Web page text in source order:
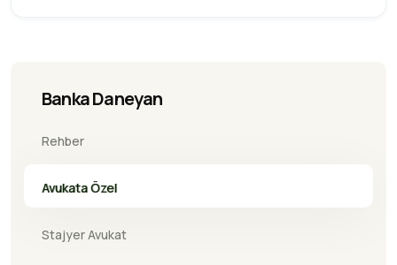
Banka Daneyan
Rehber
Avukata Özel
Stajyer Avukat